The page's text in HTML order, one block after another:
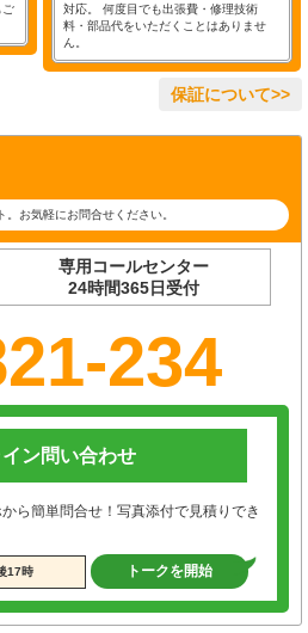
ご
対応。 何度目でも出張費・修理技術
料・部品代をいただくことはありませ
ん。
保証について>>
お気軽にお問合せください。
専用コールセンター
24時間365日受付
234
イン問い合わせ
ら簡単問合せ！写真添付で見積りでき
17時 トークを開始